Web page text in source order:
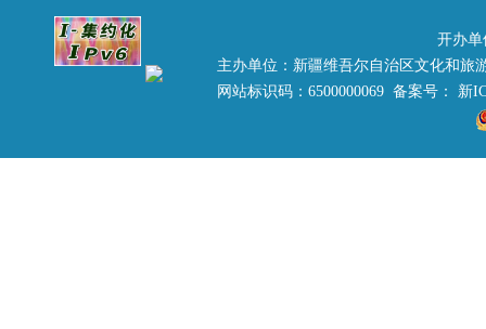
开办单
主办单位：新疆维吾尔自治区文化和
网站标识码：6500000069 备案号： 新